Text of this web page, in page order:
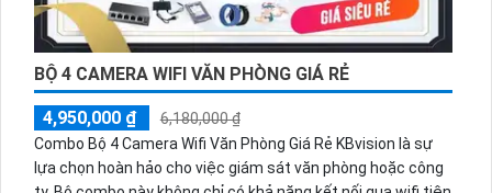
BỘ 4 CAMERA WIFI VĂN PHÒNG GIÁ RẺ
4,950,000 ₫
6,180,000 ₫
Combo Bộ 4 Camera Wifi Văn Phòng Giá Rẻ KBvision là sự
lựa chọn hoàn hảo cho việc giám sát văn phòng hoặc công